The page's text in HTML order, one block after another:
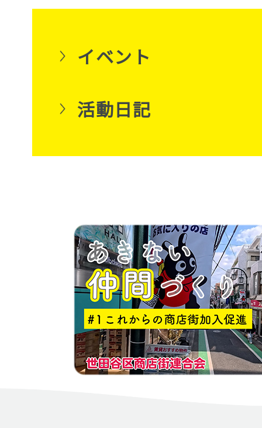
イベント
活動日記